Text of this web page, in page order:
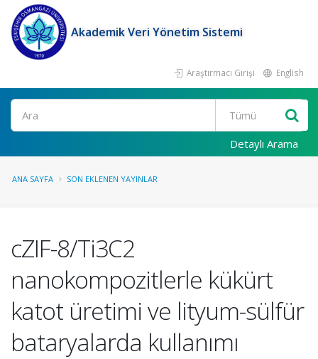
Akademik Veri Yönetim Sistemi
Araştırmacı Girişi English
Ara
Detaylı Arama
ANA SAYFA SON EKLENEN YAYINLAR
cZIF-8/Ti3C2
nanokompozitlerle kükürt
katot üretimi ve lityum-sülfür
bataryalarda kullanımı